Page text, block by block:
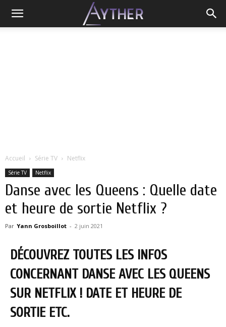
Accueil Série TV Netflix
Série TV Netflix
Danse avec les Queens : Quelle date
et heure de sortie Netflix ?
Par Yann Grosboillot - 2 juin 2021
DÉCOUVREZ TOUTES LES INFOS
CONCERNANT DANSE AVEC LES QUEENS
SUR NETFLIX ! DATE ET HEURE DE
SORTIE ETC.